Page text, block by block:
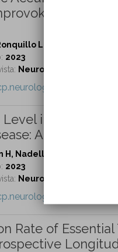
Seizure.
L, Thorpe L, Feng
2023
Neurology® Clinical
content/
Level in
A
H, Nadella P, Tu D,
2023
Neurology® Clinical
content/
Rate of